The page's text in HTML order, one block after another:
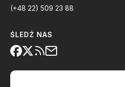
(+48 22) 509 23 88
ŚLEDŹ NAS